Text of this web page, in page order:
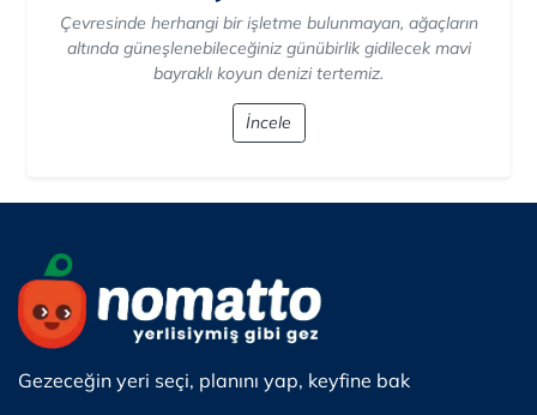
Mavi bayraklı, deniz ve ormanın buluştuğu, engellilere
kolaylık sağlayan olanakları ve ilkyardım hizmeti mevcut
olan ince kumlu bir ...
İncele
Gezeceğin yeri seçi, planını yap, keyfine bak